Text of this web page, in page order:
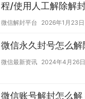
程/使用人工解除解
微信解封平台 2026年1月23日
微信永久封号怎么解
微信最新资讯 2024年4月26日
微信账号解封怎么